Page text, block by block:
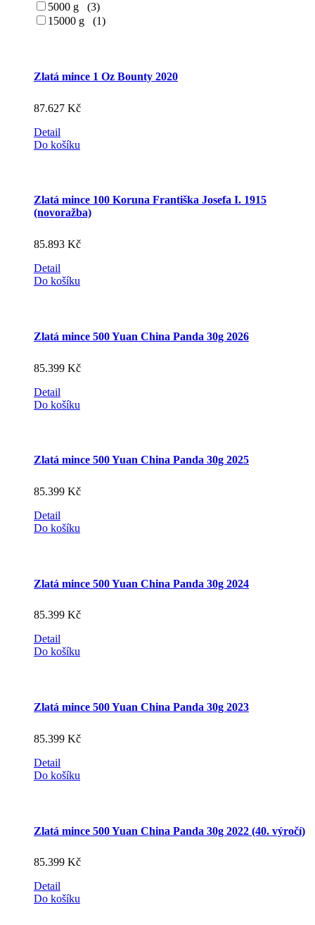
5000 g (3)
15000 g (1)
Zlatá mince 1 Oz Bounty 2020
87.627 Kč
Detail
Do košíku
Zlatá mince 100 Koruna Františka Josefa I. 1915
(novoražba)
85.893 Kč
Detail
Do košíku
Zlatá mince 500 Yuan China Panda 30g 2026
85.399 Kč
Detail
Do košíku
Zlatá mince 500 Yuan China Panda 30g 2025
85.399 Kč
Detail
Do košíku
Zlatá mince 500 Yuan China Panda 30g 2024
85.399 Kč
Detail
Do košíku
Zlatá mince 500 Yuan China Panda 30g 2023
85.399 Kč
Detail
Do košíku
Zlatá mince 500 Yuan China Panda 30g 2022 (40. výročí)
85.399 Kč
Detail
Do košíku